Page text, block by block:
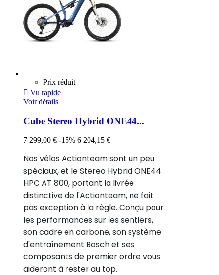
Prix réduit
 Vu rapide
Voir détails
Cube Stereo Hybrid ONE44...
7 299,00 € -15% 6 204,15 €
Nos vélos Actionteam sont un peu
spéciaux, et le Stereo Hybrid ONE44
HPC AT 800, portant la livrée
distinctive de l'Actionteam, ne fait
pas exception à la règle. Conçu pour
les performances sur les sentiers,
son cadre en carbone, son système
d'entraînement Bosch et ses
composants de premier ordre vous
aideront à rester au top.